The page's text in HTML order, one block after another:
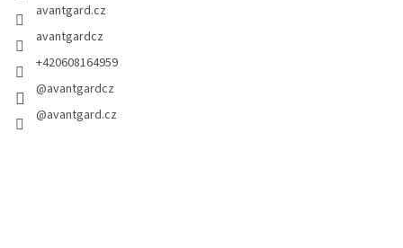
avantgard.cz
avantgardcz
+420608164959
@avantgardcz
@avantgard.cz